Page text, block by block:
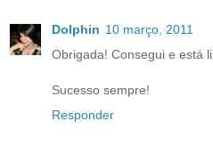
Dolphin 10 março, 2011
Obrigada! Consegui e está
Sucesso sempre!
Responder